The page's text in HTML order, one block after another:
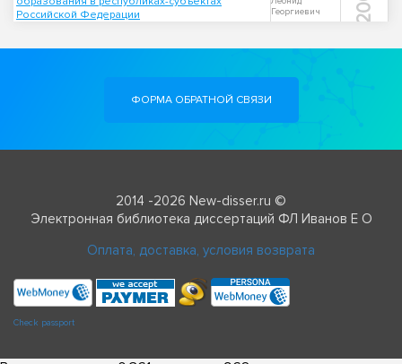
Российской Федерации
Георгиевич
ФОРМА ОБРАТНОЙ СВЯЗИ
2014 -2026 New-disser.ru ©
Электронная библиотека диссертаций ФЛ Иванов Е О
Оплата, доставка, условия возврата
Check passport